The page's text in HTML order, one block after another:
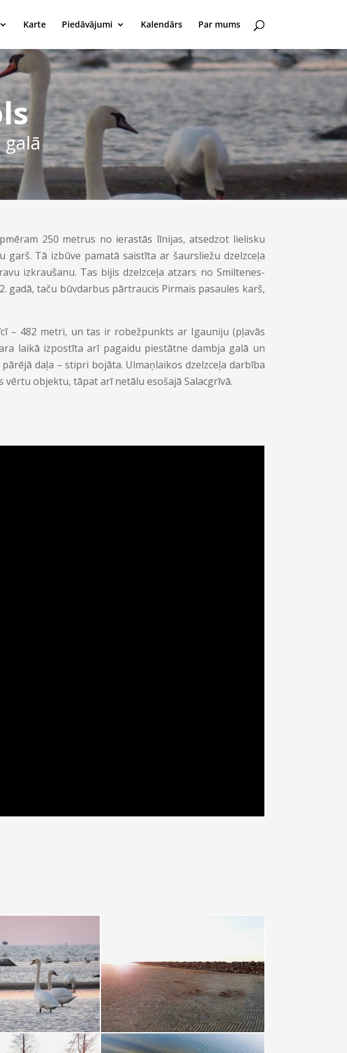
Karte Piedāvājumi Kalendārs Par mums
250 metrus no ierastās līnijas, atsedzot lielisku
Tā izbūve pamatā saistīta ar šaursliežu dzelzceļa
izkraušanu. Tas bijis dzelzceļa atzars no Smiltenes-
gadā, taču būvdarbus pārtraucis Pirmais pasaules karš,
– 482 metri, un tas ir robežpunkts ar Igauniju (pļavās
laikā izpostīta arī pagaidu piestātne dambja galā un
daļa – stipri bojāta. Ulmaņlaikos dzelzceļa darbība
objektu, tāpat arī netālu esošajā Salacgrīvā.